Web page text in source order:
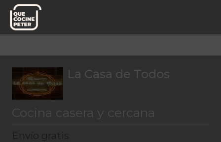
Menú del día
La Casa de Todos
Cocina casera y cercana
Envío gratis